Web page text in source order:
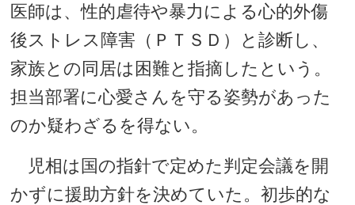
医師は、性的虐待や暴力による心的外傷
後ストレス障害（ＰＴＳＤ）と診断し、
家族との同居は困難と指摘したという。
担当部署に心愛さんを守る姿勢があった
のか疑わざるを得ない。
児相は国の指針で定めた判定会議を開
かずに援助方針を決めていた。初歩的な